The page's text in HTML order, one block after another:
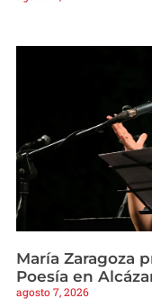
María Zaragoza
Poesía en
agosto 7, 2026